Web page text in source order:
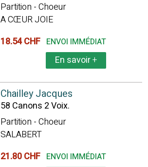
Partition - Choeur
A CŒUR JOIE
18.54 CHF ENVOI IMMÉDIAT
En savoir+
Chailley Jacques
58 Canons 2 Voix.
Partition - Choeur
SALABERT
21.80 CHF ENVOI IMMÉDIAT